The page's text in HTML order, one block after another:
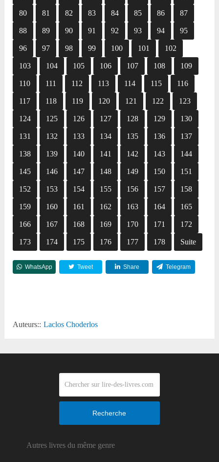
80 81 82 83 84 85 86 87
88 89 90 91 92 93 94 95
96 97 98 99 100 101 102
103 104 105 106 107 108 109
110 111 112 113 114 115 116
117 118 119 120 121 122 123
124 125 126 127 128 129 130
131 132 133 134 135 136 137
138 139 140 141 142 143 144
145 146 147 148 149 150 151
152 153 154 155 156 157 158
159 160 161 162 163 164 165
166 167 168 169 170 171 172
173 174 175 176 177 178 Suite
WhatsApp Tweet Share Telegram
Auteurs:: Laclos Choderlos
Recherche
Autres livres du même genre